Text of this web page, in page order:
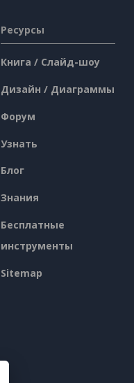
Ресурсы
Книга / Слайд-шоу
Дизайн / Диаграммы
Форум
Узнать
Блог
Знания
Бесплатные
инструменты
Sitemap